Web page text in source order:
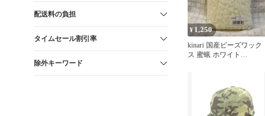
配送料の負担
タイムセール割引率
除外キーワード
¥1,250
kinari 国産ビーズワック
ス 蜜蝋 ホワイト